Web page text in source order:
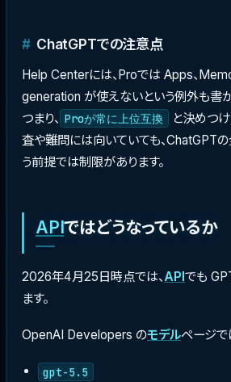
ChatGPTでの注意点
Help Centerには、Proでは Apps、
generation が使えないという例外も書か
つまり、 Proが常に上位互換
と決めつ
査や難問には向いていても、ChatGPT
う前提では制限があります。
APIではどうなっているか
2026年4月25日時点では、 APIでも
ます。
OpenAI Developers のモデルページで
gpt-5.5